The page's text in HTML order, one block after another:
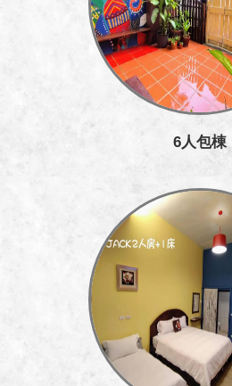
6人包棟